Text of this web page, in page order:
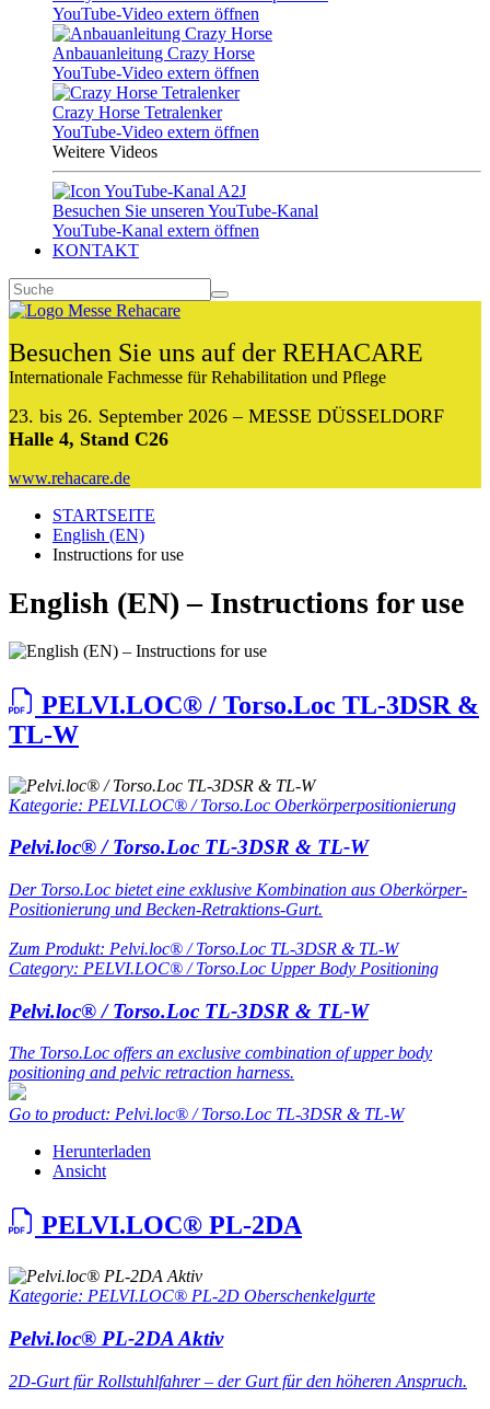
YouTube-Video extern öffnen
Anbauanleitung Crazy Horse
YouTube-Video extern öffnen
Crazy Horse Tetralenker
YouTube-Video extern öffnen
Weitere Videos
Besuchen Sie unseren YouTube-Kanal
YouTube-Kanal extern öffnen
KONTAKT
Besuchen Sie uns auf der REHACARE
Internationale Fachmesse für Rehabilitation und Pflege
23. bis 26. September 2026 – MESSE DÜSSELDORF
Halle 4, Stand C26
www.rehacare.de
STARTSEITE
English (EN)
Instructions for use
English (EN) – Instructions for use
PELVI.LOC® / Torso.Loc TL-3DSR &
TL-W
Kategorie: PELVI.LOC® / Torso.Loc Oberkörperpositionierung
Pelvi.loc® / Torso.Loc TL-3DSR & TL-W
Der Torso.Loc bietet eine exklusive Kombination aus Oberkörper-
Positionierung und Becken-Retraktions-Gurt.
Zum Produkt: Pelvi.loc® / Torso.Loc TL-3DSR & TL-W
Category: PELVI.LOC® / Torso.Loc Upper Body Positioning
Pelvi.loc® / Torso.Loc TL-3DSR & TL-W
The Torso.Loc offers an exclusive combination of upper body
positioning and pelvic retraction harness.
Go to product: Pelvi.loc® / Torso.Loc TL-3DSR & TL-W
Herunterladen
Ansicht
PELVI.LOC® PL-2DA
Kategorie: PELVI.LOC® PL-2D Oberschenkelgurte
Pelvi.loc® PL-2DA Aktiv
2D-Gurt für Rollstuhlfahrer – der Gurt für den höheren Anspruch.